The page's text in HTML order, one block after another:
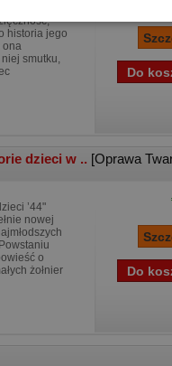
historia jego
ona
smutku,
dzieci w .. [Oprawa
’44"
nowej
o
żołnier